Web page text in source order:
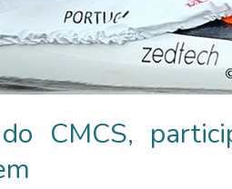
CMCS,